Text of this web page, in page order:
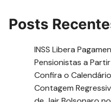
Posts
INSS Libera
Pensionistas a
Confira o
Contagem